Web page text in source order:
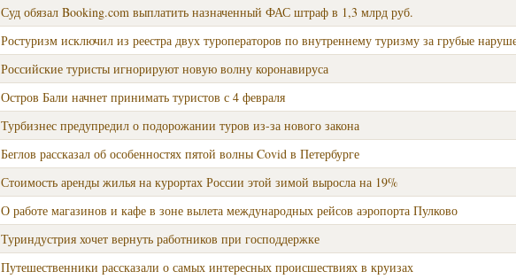
Суд обязал Booking.com выплатить назначенный ФАС штраф в 1,3 млрд руб.
Ростуризм исключил из реестра двух туроператоров по внутреннему туризму за грубые
Российские туристы игнорируют новую волну коронавируса
Остров Бали начнет принимать туристов с 4 февраля
Турбизнес предупредил о подорожании туров из-за нового закона
Беглов рассказал об особенностях пятой волны Covid в Петербурге
Стоимость аренды жилья на курортах России этой зимой выросла на 19%
О работе магазинов и кафе в зоне вылета международных рейсов аэропорта Пулково
Туриндустрия хочет вернуть работников при господдержке
Путешественники рассказали о самых интересных происшествиях в круизах